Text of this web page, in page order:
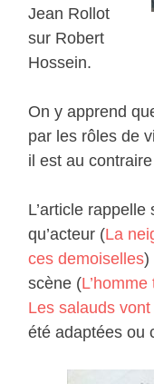
Jean Rollot
sur Robert
Hossein.
On y apprend
par les rôles de
il est au
L’article
qu’acteur (La
ces demoiselles)
scène (
Les salauds
été adaptées ou